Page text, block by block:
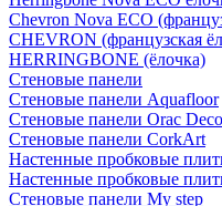
Chevron Nova ECO
CHEVRON (французская
HERRINGBONE (ёлочка)
Стеновые панели
Стеновые панели Aquafloor
Стеновые панели Orac
Стеновые панели CorkArt
Настенные пробковые
Настенные пробковые
Стеновые панели My step